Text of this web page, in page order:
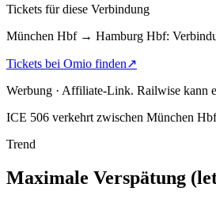
Tickets für diese Verbindung
München Hbf → Hamburg Hbf:
Tickets bei Omio finden↗
Werbung · Affiliate-Link. Railwise kann
ICE 506 verkehrt zwischen München
Trend
Maximale Verspätung